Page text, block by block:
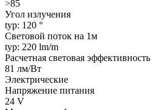
>85
Угол излучения
typ: 120 °
Световой поток на 1м
typ: 220 lm/m
Расчетная световая эффективность
81 лм/Вт
Электрические
Напряжение питания
24 V